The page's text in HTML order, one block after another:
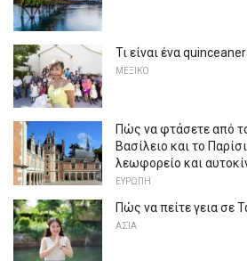
Τι είναι ένα
ΜΕΞΙΚΌ
Πώς να φτάσετε από
Βασίλειο και το
λεωφορείο και
ΕΥΡΏΠΗ
Πώς να πείτε γεια σε
ΑΣΊΑ